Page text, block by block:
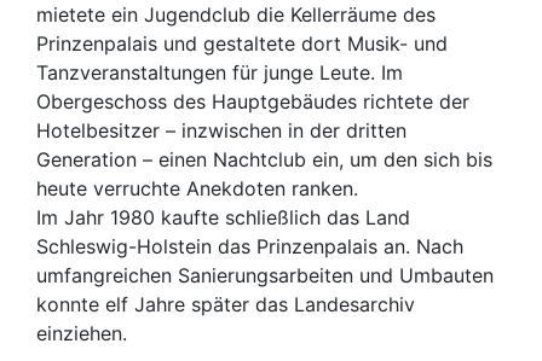
mietete ein Jugendclub die Kellerräume des
Prinzenpalais und gestaltete dort Musik- und
Tanzveranstaltungen für junge Leute. Im
Obergeschoss des Hauptgebäudes richtete der
Hotelbesitzer – inzwischen in der dritten
Generation – einen Nachtclub ein, um den sich bis
heute verruchte Anekdoten ranken.
Im Jahr 1980 kaufte schließlich das Land
Schleswig-Holstein das Prinzenpalais an. Nach
umfangreichen Sanierungsarbeiten und Umbauten
konnte elf Jahre später das Landesarchiv
einziehen.